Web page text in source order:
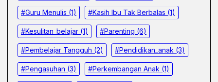
#Guru Menulis (1) #kasih Ibu Tak Berbalas (1)
#kesulitan_belajar (1) #parenting (6)
#pembelajar Tangguh (2) #pendidikan_anak (3)
#pengasuhan (3) #Perkembangan Anak (1)